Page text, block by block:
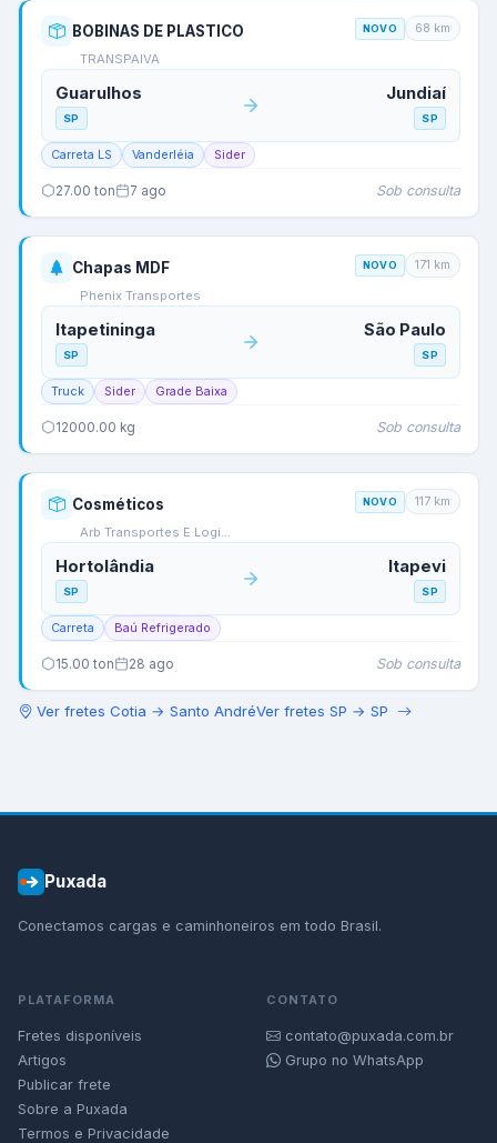
BOBINAS DE PLASTICO
TRANSPAIVA
NOVO 68 km
Guarulhos
SP
Jundiaí
SP
Carreta LS Vanderléia Sider
27.00 ton 7 ago Sob consulta
Chapas MDF
Phenix Transportes
NOVO 171 km
Itapetininga
SP
São Paulo
SP
Truck Sider Grade Baixa
12000.00 kg Sob consulta
Cosméticos
Arb Transportes E Logi…
NOVO 117 km
Hortolândia
SP
Itapevi
SP
Carreta Baú Refrigerado
15.00 ton 28 ago Sob consulta
Ver fretes Cotia → Santo AndréVer fretes SP → SP
Puxada
Conectamos cargas e caminhoneiros em todo Brasil.
PLATAFORMA
Fretes disponíveis
Artigos
Publicar frete
Sobre a Puxada
Termos e Privacidade
CONTATO
contato@puxada.com.br
Grupo no WhatsApp